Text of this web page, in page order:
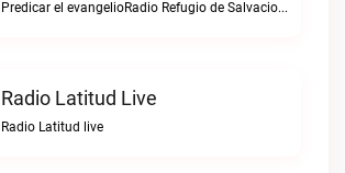
Predicar el evangelioRadio Refugio de Salvacion live
Radio Latitud Live
Radio Latitud live